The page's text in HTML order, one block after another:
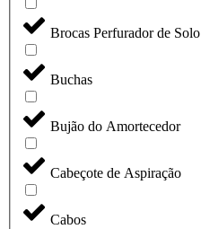
Brocas Perfurador de Solo
Buchas
Bujão do Amortecedor
Cabeçote de Aspiração
Cabos